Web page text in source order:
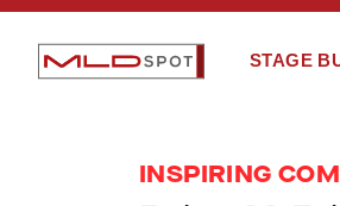
STAGE
INSPIRING